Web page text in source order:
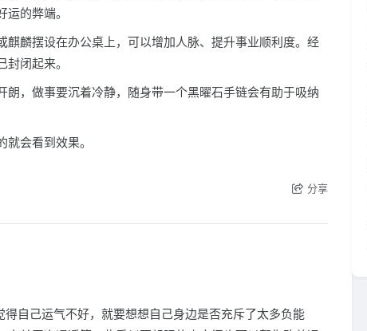
的弊端。
麒麟摆设在办公桌上，可以增加人脉、提升事业顺利度。经
闭起来。
朗，做事要沉着冷静，随身带一个黑曜石手链会有助于吸纳
会看到效果。
分享
得自己运气不好，就要想想自己身边是否充斥了太多负能